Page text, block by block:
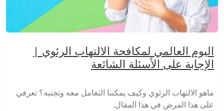
اليوم العالمي لمكافحة الالتهاب الرئوي |
الإجابة على الأسئلة الشائعة
ماهو الالتهاب الرئوي وكيف يمكننا التعامل معه وتجنبه؟ تعرفي
على هذا المرض في هذا المقال.